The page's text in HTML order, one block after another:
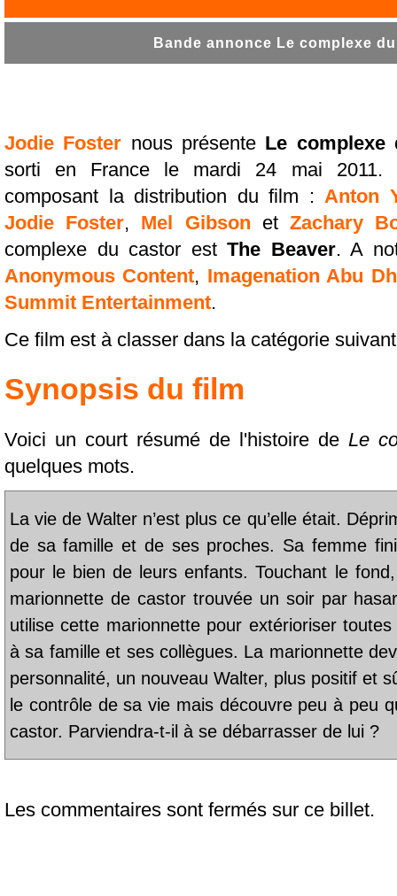
Bande annonce Le complexe
Jodie Foster nous présente Le complexe
sorti en France le mardi 24 mai 2011.
composant la distribution du film :Anton
Jodie Foster, Mel Gibson et Zachary
complexe du castor estThe Beaver. A
Anonymous Content, Imagenation Abu
Summit Entertainment.
Ce film est à classer dans la catégorie
Synopsis du film
Voici un court résumé de l'histoire de Le
quelques mots.
La vie de Walter n’est plus ce qu’elle était.
de sa famille et de ses proches. Sa femme
pour le bien de leurs enfants. Touchant le
marionnette de castor trouvée un soir par
utilise cette marionnette pour extérioriser toutes
à sa famille et ses collègues. La marionnette
personnalité, un nouveau Walter, plus positif et
le contrôle de sa vie mais découvre peu à peu
castor. Parviendra-t-il à se débarrasser de lui ?
Les commentaires sont fermés sur ce billet.